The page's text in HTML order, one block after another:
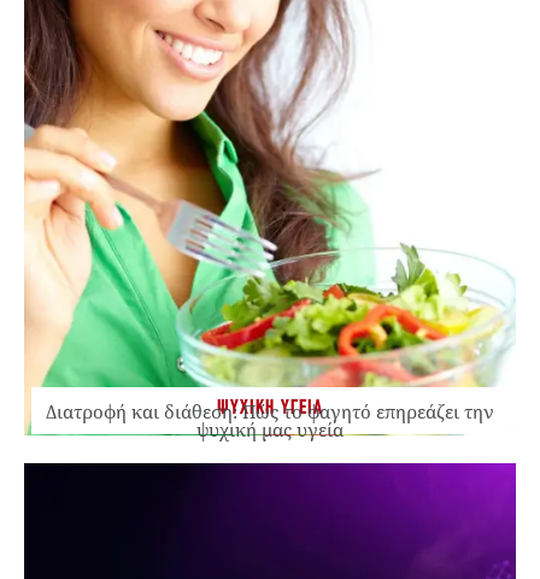
ΨΥΧΙΚΗ ΥΓΕΙΑ
Διατροφή και διάθεση: Πώς το φαγητό επηρεάζει την
ψυχική μας υγεία